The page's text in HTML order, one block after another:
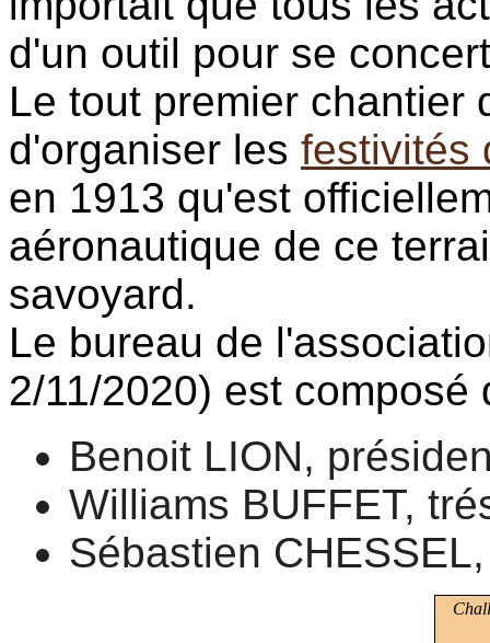
d'un outil pour se
Le tout premier chantier
d'organiser les festivités
en 1913 qu'est
aéronautique de ce
savoyard.
Le bureau de
2/11/2020) est
Benoit LION,
Williams BUFFET,
Sébastien